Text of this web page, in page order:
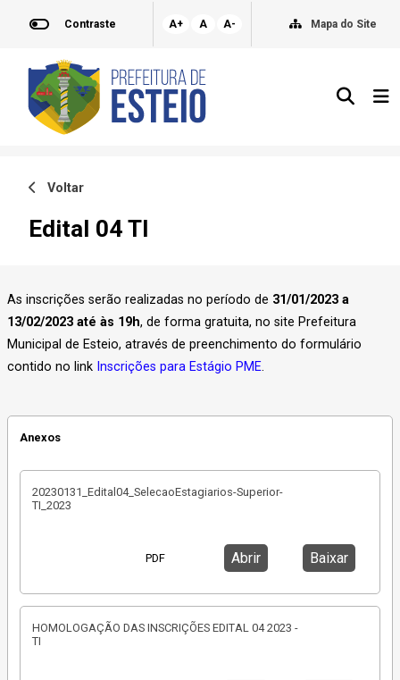
Contraste A+ A A- Mapa do Site
Voltar
Edital 04 TI
As inscrições serão realizadas no período de 31/01/2023 a
13/02/2023 até às 19h, de forma gratuita, no site Prefeitura
Municipal de Esteio, através de preenchimento do formulário
contido no link Inscrições para Estágio PME.
Anexos
20230131_Edital04_SelecaoEstagiarios-Superior-
TI_2023
PDF Abrir Baixar
HOMOLOGAÇÃO DAS INSCRIÇÕES EDITAL 04 2023 -
TI